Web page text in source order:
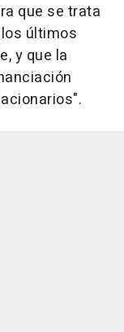
que se trata
últimos
y que la